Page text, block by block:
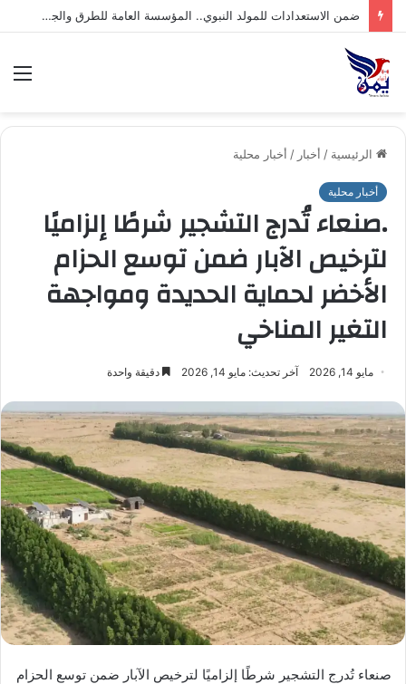
صنعاء: إجراء قرعة بطولة الاتصالات لكرة القدم التاسعة للشركات
الرئيسية / أخبار / أخبار محلية
أخبار محلية
.صنعاء تُدرج التشجير شرطًا إلزاميًا
لترخيص الآبار ضمن توسع الحزام
الأخضر لحماية الحديدة ومواجهة
التغير المناخي
مايو 14, 2026 آخر تحديث: مايو 14, 2026 دقيقة واحدة
صنعاء تُدرج التشجير شرطًا إلزاميًا لترخيص الآبار ضمن توسع الحزام